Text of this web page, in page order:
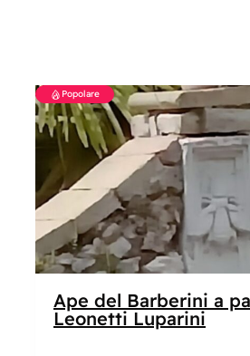
Popolare
Ape del Barberini a
Leonetti Luparini